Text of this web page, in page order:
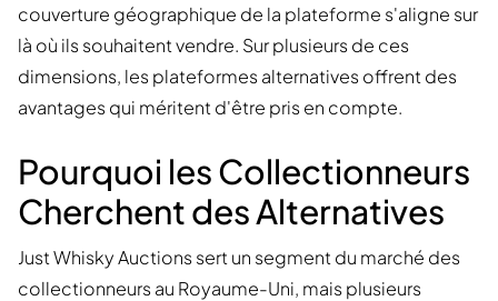
couverture géographique de la plateforme s'aligne sur
là où ils souhaitent vendre. Sur plusieurs de ces
dimensions, les plateformes alternatives offrent des
avantages qui méritent d'être pris en compte.
Pourquoi les Collectionneurs
Cherchent des Alternatives
Just Whisky Auctions sert un segment du marché des
collectionneurs au Royaume-Uni, mais plusieurs